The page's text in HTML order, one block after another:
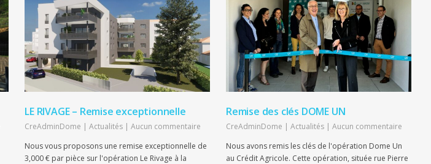
LE RIVAGE – Remise exceptionnelle
CreAdminDome |Actualités |Aucun commentaire
Nous vous proposons une remise exceptionnelle de
3,000 € par pièce sur l'opération Le Rivage à la
Remise des clés DOME UN
CreAdminDome | Actualités | Aucun commentaire
Nous avons remis les clés de l'opération Dome Un
au Crédit Agricole. Cette opération, située rue Pierre